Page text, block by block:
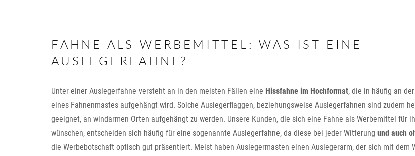
FAHNE ALS WERBEMITTEL: WAS IST EINE
AUSLEGERFAHNE?
Unter einer Auslegerfahne versteht an in den meisten Fällen eine Hissfahne im Hochformat, die in häufig an
eines Fahnenmastes aufgehängt wird. Solche Auslegerflaggen, beziehungsweise Auslegerfahnen sind zudem
geeignet, an windarmen Orten aufgehängt zu werden. Unsere Kunden, die sich eine Fahne als Werbemittel für
wünschen, entscheiden sich häufig für eine sogenannte Auslegerfahne, da diese bei jeder Witterung und auch
die Werbebotschaft optisch gut präsentiert. Meist haben Auslegermasten einen Auslegerarm, der sich mit dem